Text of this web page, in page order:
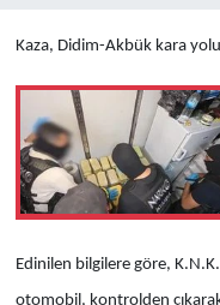
Kaza, Didim-Akbük kara
Edinilen bilgilere göre,
otomobil, kontrolden